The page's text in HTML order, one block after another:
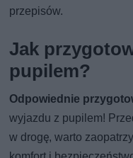
przepisów.
Jak
pupilem?
Odpowiednie
wyjazdu z pupilem!
w drogę, warto